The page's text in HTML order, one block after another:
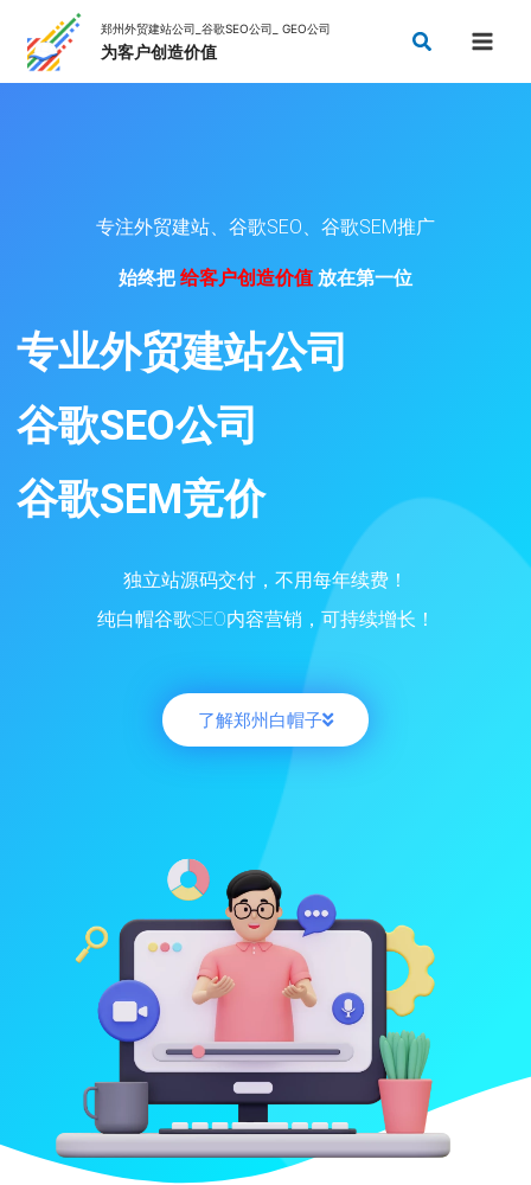
content
Search
专注外贸建站、谷歌SEO、谷歌SEM推广
始终把 给客户创造价值 放在第一位
专业外贸建站公司
谷歌SEO公司
谷歌SEM竞价
独立站源码交付，不用每年续费！
纯白帽谷歌SEO内容营销，可持续增长！
了解郑州白帽子